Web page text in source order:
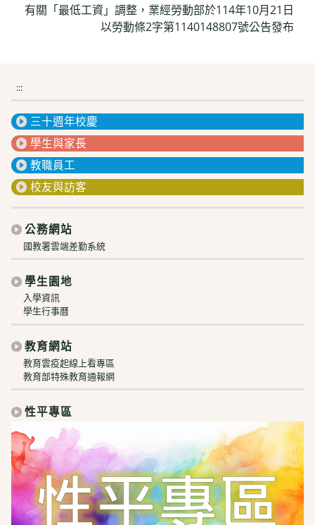
有關「最低工資」調整，業經勞動部於114年10月21日
以勞動條2字第1140148807號公告發布
:::
三十週年校慶
學生與家長
教職員工
校友與訪客
公務網站
國教署雲端差勤系統
學生園地
入學資訊
學生行事曆
教育網站
教育雲疫起線上看專區
教育部特殊教育通報網
性平專區